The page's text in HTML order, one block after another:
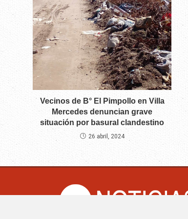
Vecinos de B° El Pimpollo en Villa
Mercedes denuncian grave
situación por basural clandestino
26 abril, 2024